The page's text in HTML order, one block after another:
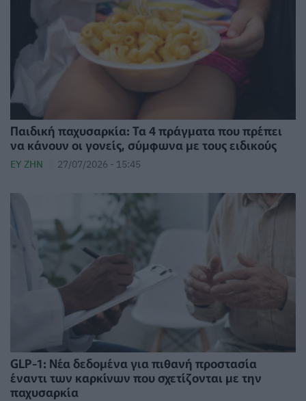
Παιδική παχυσαρκία: Τα 4 πράγματα που πρέπει
να κάνουν οι γονείς, σύμφωνα με τους ειδικούς
ΕΥ ΖΗΝ 27/07/2026 - 15:45
GLP-1: Νέα δεδομένα για πιθανή προστασία
έναντι των καρκίνων που σχετίζονται με την
παχυσαρκία